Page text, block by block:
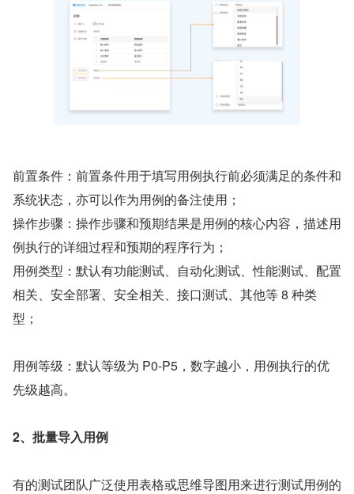
前置条件：前置条件用于填写用例执行前必须满足的条件和
系统状态，亦可以作为用例的备注使用；
操作步骤：操作步骤和预期结果是用例的核心内容，描述用
例执行的详细过程和预期的程序行为；
用例类型：默认有功能测试、自动化测试、性能测试、配置
相关、安全部署、安全相关、接口测试、其他等 8 种类
型；
用例等级：默认等级为 P0-P5，数字越小，用例执行的优
先级越高。
2、批量导入用例
有的测试团队广泛使用表格或思维导图用来进行测试用例的